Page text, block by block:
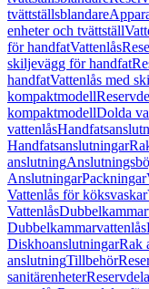
tvättställsblandare
enheter och tvättställ
för handfatVattenlås
skiljevägg för handfat
handfatVattenlås med
kompaktmodell
kompaktmodellDolda
vattenlås
Handfatsanslutningar
anslutning
AnslutningarPackningar
Vattenlås för köksvaskar
Vattenlås
Dubbelkammarvattenlås
DiskhoanslutningarRak
anslutningTillbehör
sanitärenheter